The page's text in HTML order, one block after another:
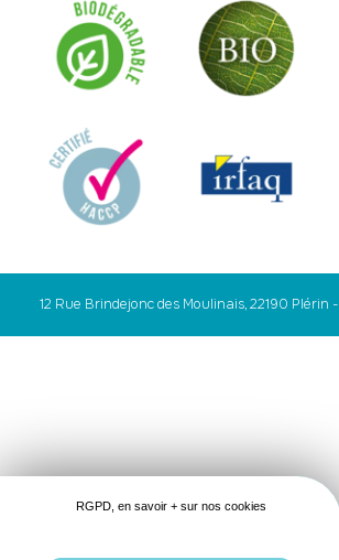
12 Rue Brindejonc des Moulinais, 22190 Plérin -
RGPD, en savoir + sur nos cookies